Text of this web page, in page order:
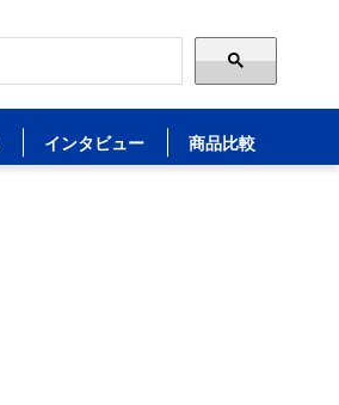
インタビュー 商品比較